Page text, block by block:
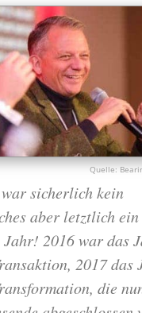
sicherlich kein
aber letztlich
Jahr! 2016 war das
2017 das
die